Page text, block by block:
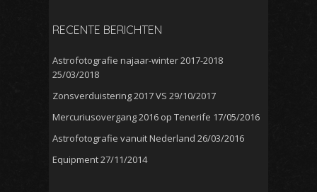
RECENTE BERICHTEN
Astrofotografie najaar-winter 2017-2018
25/03/2018
Zonsverduistering 2017 VS 29/10/2017
Mercuriusovergang 2016 op Tenerife 17/05/2016
Astrofotografie vanuit Nederland 26/03/2016
Equipment27/11/2014